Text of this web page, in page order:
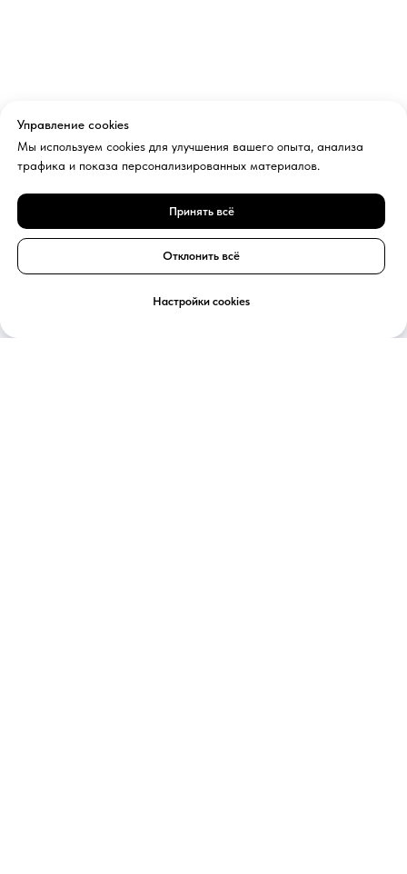
Управление cookies
Мы используем cookies для улучшения вашего опыта, анализа
трафика и показа персонализированных материалов.
Принять всё
Отклонить всё
Настройки cookies